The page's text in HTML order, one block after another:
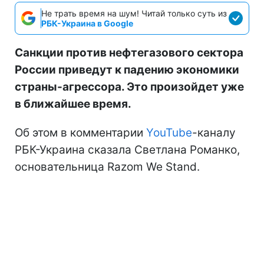
Не трать время на шум! Читай только суть из
РБК-Украина в Google
Санкции против нефтегазового сектора
России приведут к падению экономики
страны-агрессора. Это произойдет уже
в ближайшее время.
Об этом в комментарии YouTube-каналу
РБК-Украина сказала Светлана Романко,
основательница Razom We Stand.